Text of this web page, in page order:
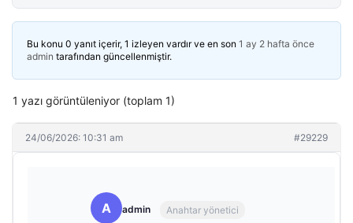
Bu konu 0 yanıt içerir, 1 izleyen vardır ve en son 1 ay 2 hafta önce
admin tarafından güncellenmiştir.
1 yazı görüntüleniyor (toplam 1)
24/06/2026: 10:31 am #29229
A admin Anahtar yönetici